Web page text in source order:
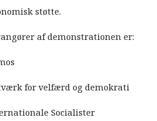
støtte.
af demonstrationen er:
for velfærd og demokrati
Socialister